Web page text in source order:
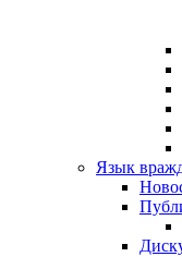
Язык